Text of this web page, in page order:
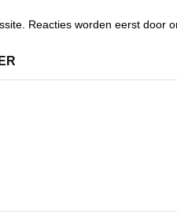
Reacties worden eerst door